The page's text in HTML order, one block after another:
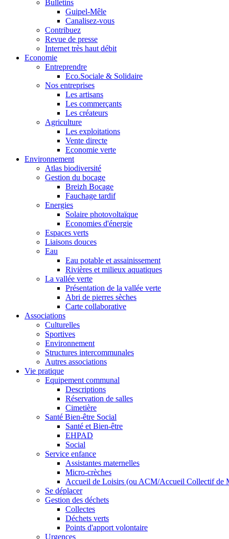
Bulletins
Guipel-Mêle
Canalisez-vous
Contribuez
Revue de presse
Internet très haut débit
Economie
Entreprendre
Eco.Sociale & Solidaire
Nos entreprises
Les artisans
Les commerçants
Les créateurs
Agriculture
Les exploitations
Vente directe
Economie verte
Environnement
Atlas biodiversité
Gestion du bocage
Breizh Bocage
Fauchage tardif
Energies
Solaire photovoltaïque
Economies d'énergie
Espaces verts
Liaisons douces
Eau
Eau potable et assainissement
Rivières et milieux aquatiques
La vallée verte
Présentation de la vallée verte
Abri de pierres sèches
Carte collaborative
Associations
Culturelles
Sportives
Environnement
Structures intercommunales
Autres associations
Vie pratique
Equipement communal
Descriptions
Réservation de salles
Cimetière
Santé Bien-être Social
Santé et Bien-être
EHPAD
Social
Service enfance
Assistantes maternelles
Micro-crèches
Accueil de Loisirs (ou ACM/Accueil Collectif de
Se déplacer
Gestion des déchets
Collectes
Déchets verts
Points d'apport volontaire
Urgences